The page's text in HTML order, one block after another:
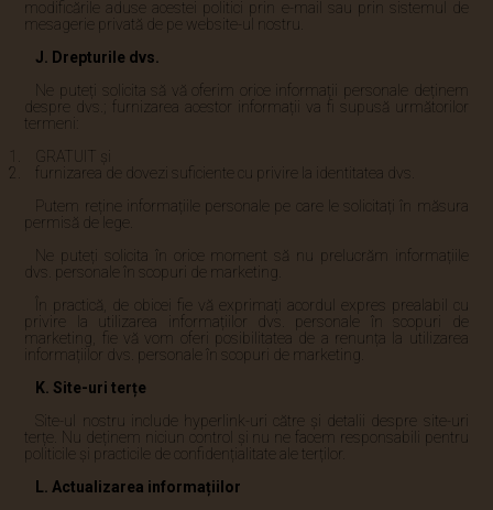
modificările aduse acestei politici prin e-mail sau prin sistemul de
mesagerie privată de pe website-ul nostru.
J. Drepturile dvs.
Ne puteți solicita să vă oferim orice informații personale deținem
despre dvs.; furnizarea acestor informații va fi supusă următorilor
termeni:
GRATUIT și
furnizarea de dovezi suficiente cu privire la identitatea dvs.
Putem reține informațiile personale pe care le solicitați în măsura
permisă de lege.
Ne puteți solicita în orice moment să nu prelucrăm informațiile
dvs. personale în scopuri de marketing.
În practică, de obicei fie vă exprimați acordul expres prealabil cu
privire la utilizarea informațiilor dvs. personale în scopuri de
marketing, fie vă vom oferi posibilitatea de a renunța la utilizarea
informațiilor dvs. personale în scopuri de marketing.
K. Site-uri terțe
Site-ul nostru include hyperlink-uri către și detalii despre site-uri
terțe. Nu deținem niciun control și nu ne facem responsabili pentru
politicile și practicile de confidențialitate ale terților.
L. Actualizarea informațiilor